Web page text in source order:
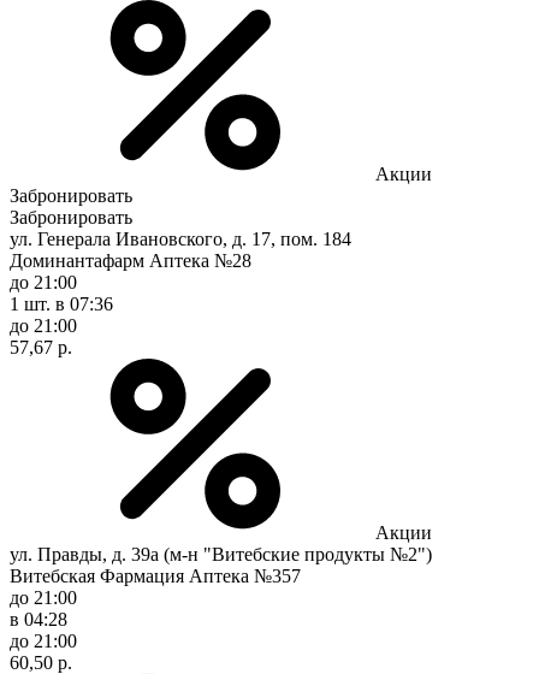
Акции
Забронировать
Забронировать
ул. Генерала Ивановского, д. 17, пом. 184
Доминантафарм Аптека №28
до 21:00
1 шт. в 07:36
до 21:00
57,67 р.
Акции
ул. Правды, д. 39а (м-н "Витебские продукты №2")
Витебская Фармация Аптека №357
до 21:00
в 04:28
до 21:00
60,50 р.